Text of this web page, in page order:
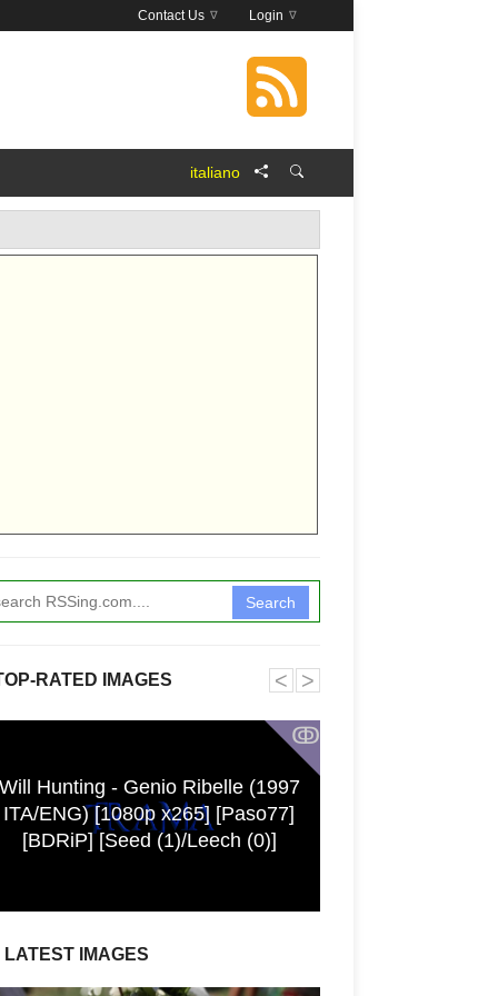
Login
Contact Us
italiano
Search
RATED IMAGES
ↂ
Will Hunting - Genio Ribelle (1997
ITA/ENG) [1080p x265] [Paso77]
[BDRiP] [Seed (1)/Leech (0)]
˂ ˃
LATEST IMAGES